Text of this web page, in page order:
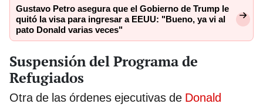
Gustavo Petro asegura que el Gobierno de Trump le
quitó la visa para ingresar a EEUU: "Bueno, ya vi al
pato Donald varias veces"
Suspensión del Programa de
Refugiados
Otra de las órdenes ejecutivas de Donald